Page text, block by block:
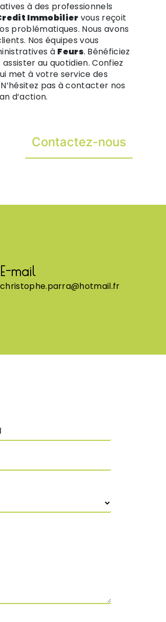
à des professionnels
Immobilier vous reçoit
problématiques. Nous avons
Nos équipes vous
à Feurs. Bénéficiez
au quotidien. Confiez
met à votre service des
pas à contacter nos
d’action.
Contactez-nous
E-mail
christophe.parra@hotmail.fr